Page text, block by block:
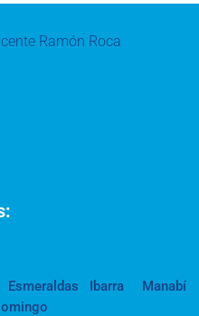
Ramón Roca
Esmeraldas Ibarra
Manabí